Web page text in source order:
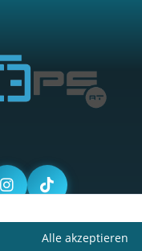
Alle akzeptieren
USt., zzgl.Versand